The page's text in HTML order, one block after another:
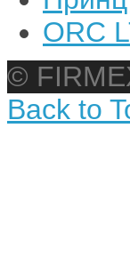
ORC
©
Back to